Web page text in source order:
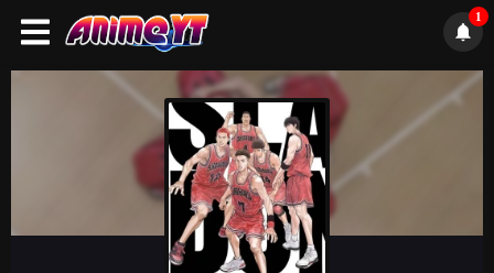
1